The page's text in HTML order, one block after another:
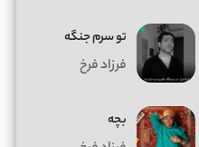
تو سرم جنگه
فرزاد فرخ
بچه